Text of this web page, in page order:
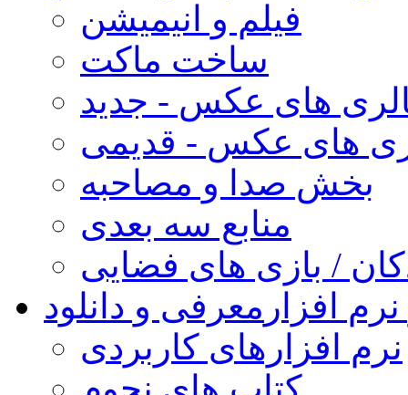
فیلم و انیمیشن
ساخت ماکت
های عکس - جدید
های عکس - قدیمی
بخش صدا و مصاحبه
منابع سه بعدی
/ بازی های فضایی
افزار معرفی و دانلود
نرم افزارهای کاربردی